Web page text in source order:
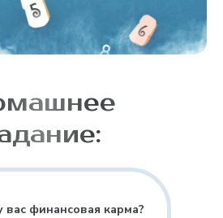
вас финансовая карма?